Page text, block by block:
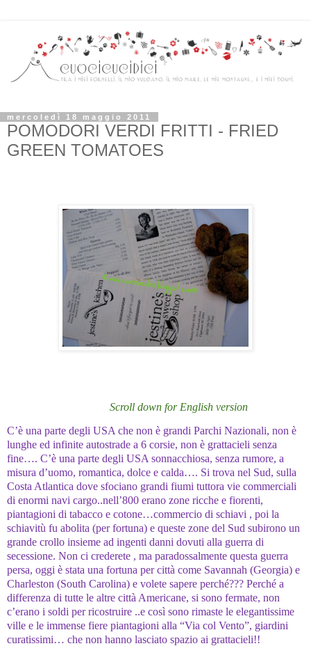
mercoledì 18 maggio 2011
POMODORI VERDI FRITTI - FRIED
GREEN TOMATOES
Scroll down for English version
C’è una parte degli USA che non è grandi Parchi Nazionali, non è
lunghe ed infinite autostrade a 6 corsie, non è grattacieli senza
fine…. C’è una parte degli USA sonnacchiosa, senza rumore, a
misura d’uomo, romantica, dolce e calda…. Si trova nel Sud, sulla
Costa Atlantica dove sfociano grandi fiumi tuttora vie commerciali
di enormi navi cargo..nell’800 erano zone ricche e fiorenti,
piantagioni di tabacco e cotone…commercio di schiavi , poi la
schiavitù fu abolita (per fortuna) e queste zone del Sud subirono un
grande crollo insieme ad ingenti danni dovuti alla guerra di
secessione. Non ci crederete , ma paradossalmente questa guerra
persa, oggi è stata una fortuna per città come Savannah (Georgia) e
Charleston (South Carolina) e volete sapere perché??? Perché a
differenza di tutte le altre città Americane, si sono fermate, non
c’erano i soldi per ricostruire ..e così sono rimaste le elegantissime
ville e le immense fiere piantagioni alla “Via col Vento”, giardini
curatissimi… che non hanno lasciato spazio ai grattacieli!!